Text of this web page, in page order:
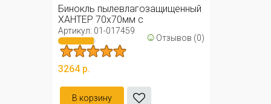
Бинокль пылевлагозащищенный
ХАНТЕР 70х70мм с
автофокусом / ...
Артикул: 01-017459 ☺ Отзывов (0)
3264 р.
В корзину